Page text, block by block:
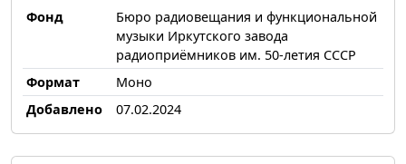
Фонд
Бюро радиовещания и функциональной
музыки Иркутского завода
радиоприёмников им. 50-летия СССР
Формат
Моно
Добавлено
07.02.2024